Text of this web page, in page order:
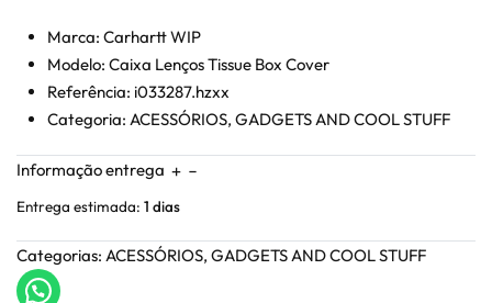
Marca: Carhartt WIP
Modelo: Caixa Lenços Tissue Box Cover
Referência: i033287.hzxx
Categoria: ACESSÓRIOS, GADGETS AND COOL STUFF
Informação entrega
Entrega estimada: 1 dias
Categorias: ACESSÓRIOS, GADGETS AND COOL STUFF